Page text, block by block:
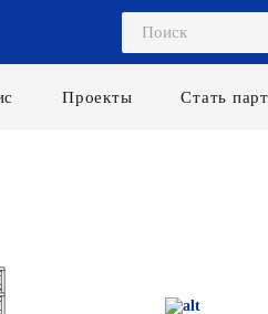
Проекты Стать